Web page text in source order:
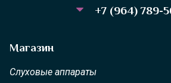
+7 (964) 789-
Магазин
Слуховые аппараты